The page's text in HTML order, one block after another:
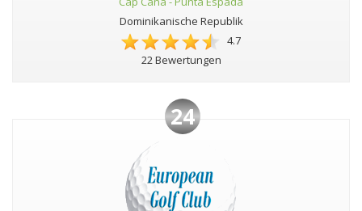
Dominikanische Republik
4.7
22 Bewertungen
24